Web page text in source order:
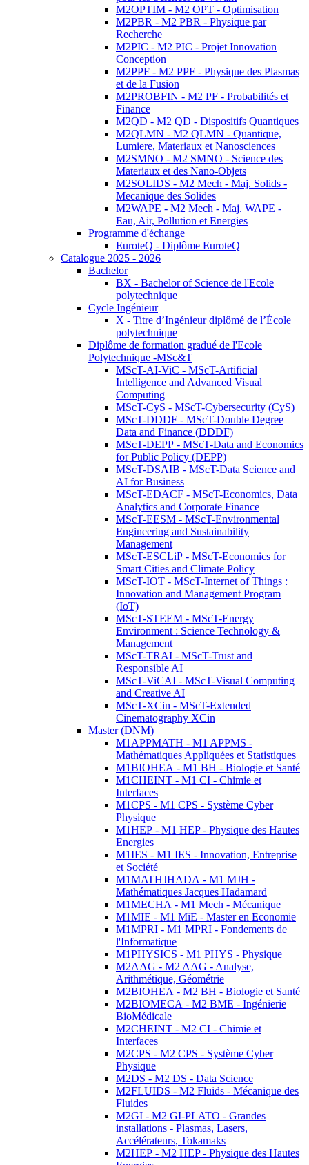
M2OPTIM - M2 OPT - Optimisation
M2PBR - M2 PBR - Physique par
Recherche
M2PIC - M2 PIC - Projet Innovation
Conception
M2PPF - M2 PPF - Physique des Plasmas
et de la Fusion
M2PROBFIN - M2 PF - Probabilités et
Finance
M2QD - M2 QD - Dispositifs Quantiques
M2QLMN - M2 QLMN - Quantique,
Lumiere, Materiaux et Nanosciences
M2SMNO - M2 SMNO - Science des
Materiaux et des Nano-Objets
M2SOLIDS - M2 Mech - Maj. Solids -
Mecanique des Solides
M2WAPE - M2 Mech - Maj. WAPE -
Eau, Air, Pollution et Energies
Programme d'échange
EuroteQ - Diplôme EuroteQ
Catalogue 2025 - 2026
Bachelor
BX - Bachelor of Science de l'Ecole
polytechnique
Cycle Ingénieur
X - Titre d’Ingénieur diplômé de l’École
polytechnique
Diplôme de formation gradué de l'Ecole
Polytechnique -MSc&T
MScT-AI-ViC - MScT-Artificial
Intelligence and Advanced Visual
Computing
MScT-CyS - MScT-Cybersecurity (CyS)
MScT-DDDF - MScT-Double Degree
Data and Finance (DDDF)
MScT-DEPP - MScT-Data and Economics
for Public Policy (DEPP)
MScT-DSAIB - MScT-Data Science and
AI for Business
MScT-EDACF - MScT-Economics, Data
Analytics and Corporate Finance
MScT-EESM - MScT-Environmental
Engineering and Sustainability
Management
MScT-ESCLiP - MScT-Economics for
Smart Cities and Climate Policy
MScT-IOT - MScT-Internet of Things :
Innovation and Management Program
(IoT)
MScT-STEEM - MScT-Energy
Environment : Science Technology &
Management
MScT-TRAI - MScT-Trust and
Responsible AI
MScT-ViCAI - MScT-Visual Computing
and Creative AI
MScT-XCin - MScT-Extended
Cinematography XCin
Master (DNM)
M1APPMATH - M1 APPMS -
Mathématiques Appliquées et Statistiques
M1BIOHEA - M1 BH - Biologie et Santé
M1CHEINT - M1 CI - Chimie et
Interfaces
M1CPS - M1 CPS - Système Cyber
Physique
M1HEP - M1 HEP - Physique des Hautes
Energies
M1IES - M1 IES - Innovation, Entreprise
et Société
M1MATHJHADA - M1 MJH -
Mathématiques Jacques Hadamard
M1MECHA - M1 Mech - Mécanique
M1MIE - M1 MiE - Master en Economie
M1MPRI - M1 MPRI - Fondements de
l'Informatique
M1PHYSICS - M1 PHYS - Physique
M2AAG - M2 AAG - Analyse,
Arithmétique, Géométrie
M2BIOHEA - M2 BH - Biologie et Santé
M2BIOMECA - M2 BME - Ingénierie
BioMédicale
M2CHEINT - M2 CI - Chimie et
Interfaces
M2CPS - M2 CPS - Système Cyber
Physique
M2DS - M2 DS - Data Science
M2FLUIDS - M2 Fluids - Mécanique des
Fluides
M2GI - M2 GI-PLATO - Grandes
installations - Plasmas, Lasers,
Accélérateurs, Tokamaks
M2HEP - M2 HEP - Physique des Hautes